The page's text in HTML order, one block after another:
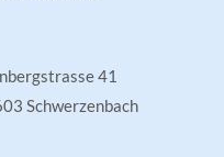
41
Schwerzenbach